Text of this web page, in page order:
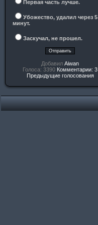
Первая часть лучше.
Убожество, удалил через 5
минут.
Заскучал, не прошел.
Добавил Aiwan
Голоса: 3390 Комментарии: 3
Предыдущие голосования